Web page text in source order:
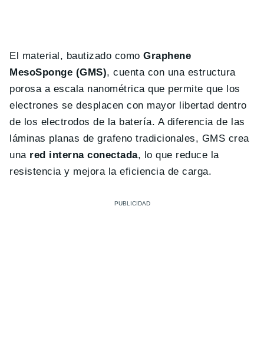
El material, bautizado comoGraphene
MesoSponge (GMS), cuenta con una estructura
porosa a escala nanométrica que permite que los
electrones se desplacen con mayor libertad dentro
de los electrodos de la batería. A diferencia de las
láminas planas de grafeno tradicionales, GMS crea
una red interna conectada, lo que reduce la
resistencia y mejora la eficiencia de carga.